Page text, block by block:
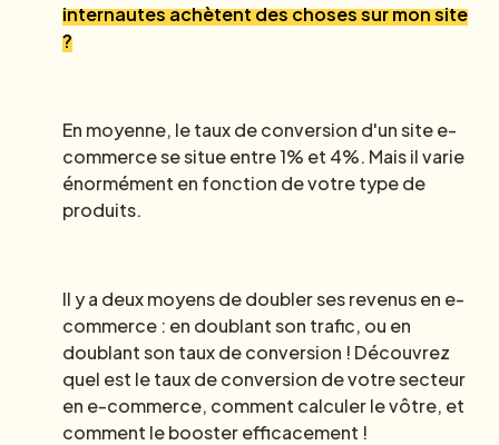
internautes achètent des choses sur mon site
?
En moyenne, le taux de conversion d'un site e-
commerce se situe entre 1% et 4%. Mais il varie
énormément en fonction de votre type de
produits.
Il y a deux moyens de doubler ses revenus en e-
commerce : en doublant son trafic, ou en
doublant son taux de conversion ! Découvrez
quel est le taux de conversion de votre secteur
en e-commerce, comment calculer le vôtre, et
comment le booster efficacement !